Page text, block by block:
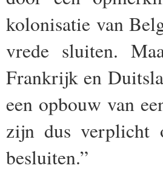
kolonisatie van
vrede sluiten.
Frankrijk en
een opbouw van
zijn dus verplicht
besluiten.”